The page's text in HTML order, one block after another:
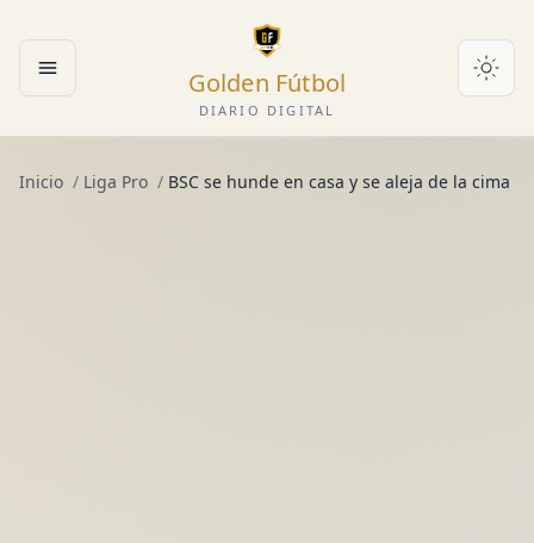
Abrir menú Golden Fútbol
DIARIO DIGITAL
Inicio / Liga Pro / BSC se hunde en casa y se aleja de la cima